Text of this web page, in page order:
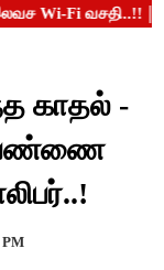
காதல் -
PM